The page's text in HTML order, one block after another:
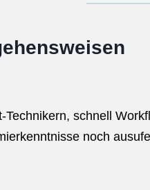
schnell
noch